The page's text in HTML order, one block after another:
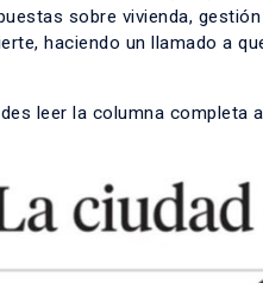
sobre vivienda,
haciendo un llamado a
leer la columna completa